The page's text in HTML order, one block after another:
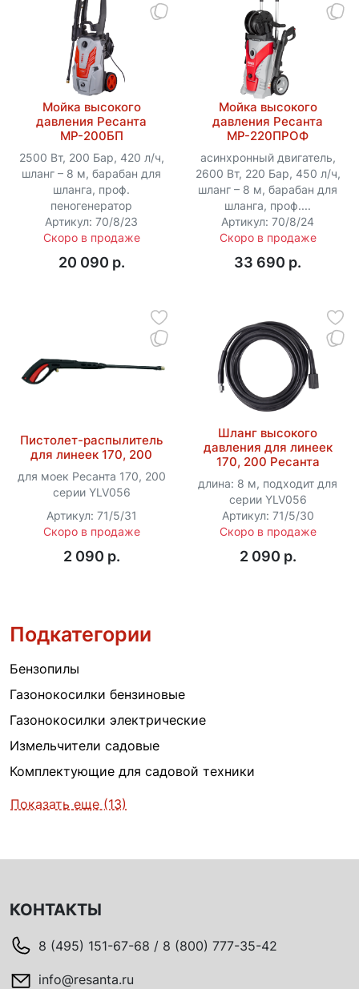
Мойка высокого
давления Ресанта
МР-200БП
2500 Вт, 200 Бар, 420 л/ч,
шланг – 8 м, барабан для
шланга, проф.
пеногенератор
Артикул: 70/8/23
Скоро в продаже
20 090 p.
Мойка высокого
давления Ресанта
МР-220ПРОФ
асинхронный двигатель,
2600 Вт, 220 Бар, 450 л/ч,
шланг – 8 м, барабан для
шланга, проф....
Артикул: 70/8/24
Скоро в продаже
33 690 p.
Пистолет-распылитель
для линеек 170, 200
для моек Ресанта 170, 200
серии YLV056
Артикул: 71/5/31
Скоро в продаже
2 090 p.
Шланг высокого
давления для линеек
170, 200 Ресанта
длина: 8 м, подходит для
серии YLV056
Артикул: 71/5/30
Скоро в продаже
2 090 p.
Подкатегории
Бензопилы
Газонокосилки бензиновые
Газонокосилки электрические
Измельчители садовые
Комплектующие для садовой техники
Показать еще (13)
КОНТАКТЫ
8 (495) 151-67-68 / 8 (800) 777-35-42
info@resanta.ru